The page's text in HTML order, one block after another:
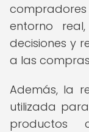
entorno
decisiones y
a las
Además, la
utilizada
productos